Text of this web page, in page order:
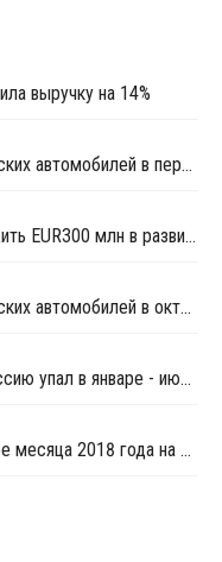
выручку на 14%
Российский рынок легких коммерческих автомобилей в первом квартале остался на шестом месте в Европе
Автотор планирует в 2021 году вложить EUR300 млн в развитие производства
Российский рынок легких коммерческих автомобилей в октябре занял шестое место в Европе
Импорт легковых автомобилей в Россию упал в январе - июле более чем на треть
АвтоВАЗ нарастил продажи за четыре месяца 2018 года на четверть